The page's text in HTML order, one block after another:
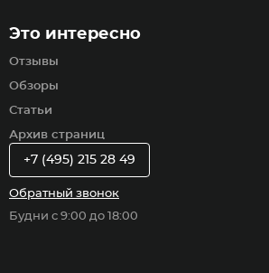
Это интересно
Отзывы
Обзоры
Статьи
Архив страниц
+7 (495) 215 28 49
Обратный звонок
Будни с 9:00 до 18:00